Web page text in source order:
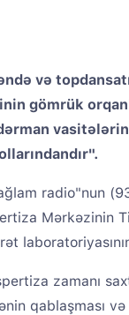
və
gömrük
radio"nun
Mərkəzinin
zamanı
qablaşması və